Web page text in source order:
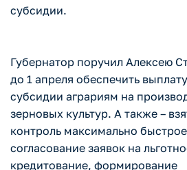
субсидии.
Губернатор поручил Алексею
до 1 апреля обеспечить выплату
субсидии аграриям на
зерновых культур. А также –
контроль максимально быстрое
согласование заявок на
кредитование, формирование